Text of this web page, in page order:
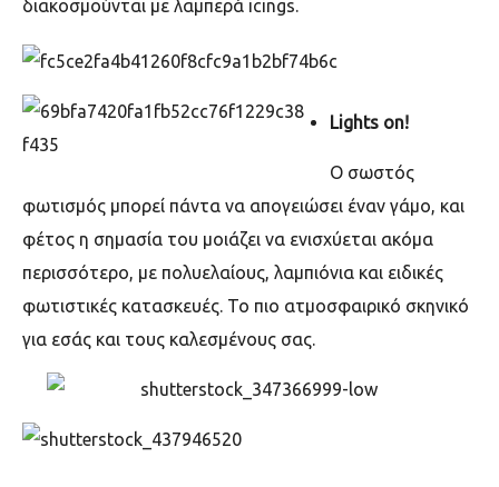
διακοσμούνται με λαμπερά icings.
Lights on!
O σωστός
φωτισμός μπορεί πάντα να απογειώσει έναν γάμο, και
φέτος η σημασία του μοιάζει να ενισχύεται ακόμα
περισσότερο, με πολυελαίους, λαμπιόνια και ειδικές
φωτιστικές κατασκευές. Το πιο ατμοσφαιρικό σκηνικό
για εσάς και τους καλεσμένους σας.